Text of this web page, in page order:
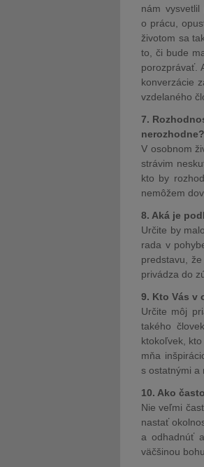
nám
o prácu,
životom sa
to, či bude
porozprávať.
konverzácie
vzdelaného
7.
nerozhodne?
V osobnom
strávim
kto by
nemôžem
8. Aká je
Určite by
rada v
predstavu,
privádza do
9. Kto Vás v
Určite môj
takého
ktokoľvek,
mňa
s ostatnými a
10. Ako
Nie veľmi
nastať
a odhadnúť
väčšinou